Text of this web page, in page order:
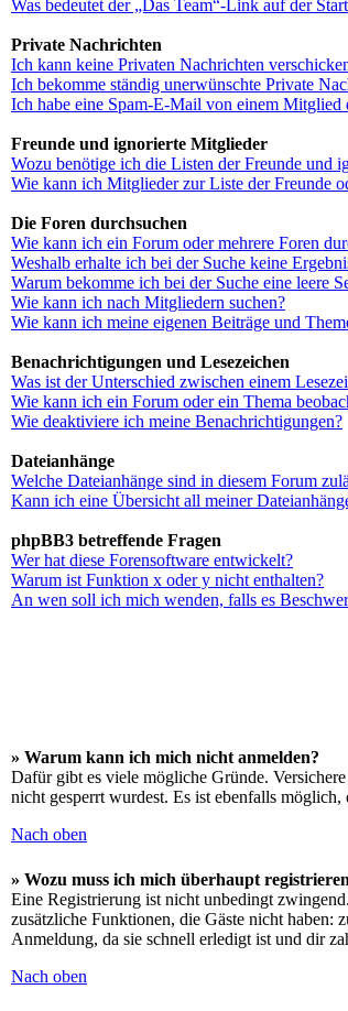
Was bedeutet der „Das Team“-Link auf der
Private Nachrichten
Ich kann keine Privaten Nachrichten
Ich bekomme ständig unerwünschte Private
Ich habe eine Spam-E-Mail von einem Mitglied
Freunde und ignorierte Mitglieder
Wozu benötige ich die Listen der Freunde und
Wie kann ich Mitglieder zur Liste der Freunde
Die Foren durchsuchen
Wie kann ich ein Forum oder mehrere Foren
Weshalb erhalte ich bei der Suche keine
Warum bekomme ich bei der Suche eine leere
Wie kann ich nach Mitgliedern suchen?
Wie kann ich meine eigenen Beiträge und
Benachrichtigungen und Lesezeichen
Was ist der Unterschied zwischen einem
Wie kann ich ein Forum oder ein Thema
Wie deaktiviere ich meine Benachrichtigungen?
Dateianhänge
Welche Dateianhänge sind in diesem Forum
Kann ich eine Übersicht all meiner
phpBB3 betreffende Fragen
Wer hat diese Forensoftware entwickelt?
Warum ist Funktion x oder y nicht enthalten?
An wen soll ich mich wenden, falls es
» Warum kann ich mich nicht anmelden?
Dafür gibt es viele mögliche Gründe.
nicht gesperrt wurdest. Es ist ebenfalls
Nach oben
» Wozu muss ich mich überhaupt
Eine Registrierung ist nicht unbedingt
zusätzliche Funktionen, die Gäste nicht
Anmeldung, da sie schnell erledigt ist und dir
Nach oben